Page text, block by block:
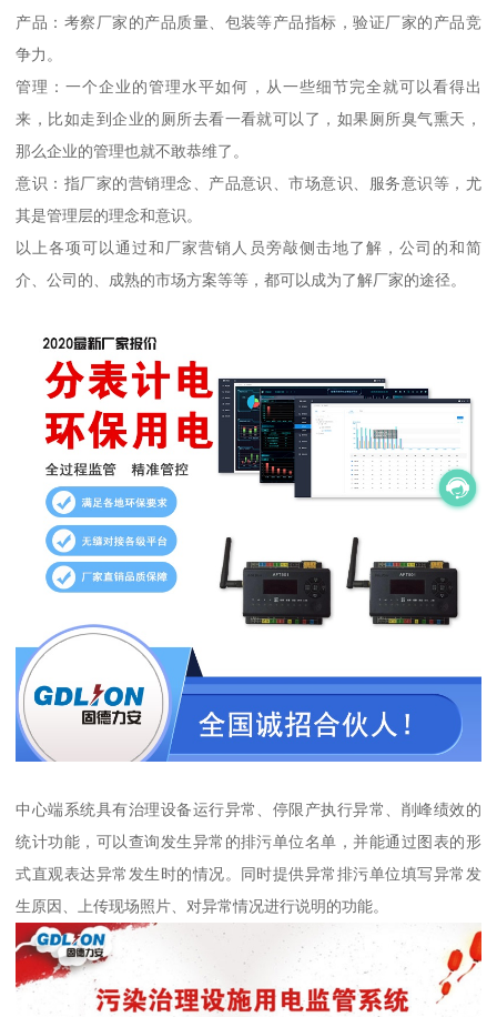
产品：考察厂家的产品质量、包装等产品指标，验证厂家的产品竞
争力。
管理：一个企业的管理水平如何，从一些细节完全就可以看得出
来，比如走到企业的厕所去看一看就可以了，如果厕所臭气熏天，
那么企业的管理也就不敢恭维了。
意识：指厂家的营销理念、产品意识、市场意识、服务意识等，尤
其是管理层的理念和意识。
以上各项可以通过和厂家营销人员旁敲侧击地了解，公司的和简
介、公司的、成熟的市场方案等等，都可以成为了解厂家的途径。
中心端系统具有治理设备运行异常、停限产执行异常、削峰绩效的
统计功能，可以查询发生异常的排污单位名单，并能通过图表的形
式直观表达异常发生时的情况。同时提供异常排污单位填写异常发
生原因、上传现场照片、对异常情况进行说明的功能。